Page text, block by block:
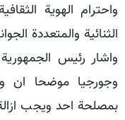
واحترام الهوية
الثنائية والمتعددة
واشار رئيس
وجورجيا موضحا ان
بمصلحة احد ويجب